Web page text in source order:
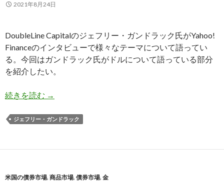
2021年8月24日
DoubleLine Capitalのジェフリー・ガンドラック氏がYahoo!
Financeのインタビューで様々なテーマについて語ってい
る。今回はガンドラック氏がドルについて語っている部分
を紹介したい。
続きを読む ガンドラック氏: ドル暴落は何年かの内に 米国
→
ジェフリー・ガンドラック
米国の債券市場, 商品市場, 債券市場, 金